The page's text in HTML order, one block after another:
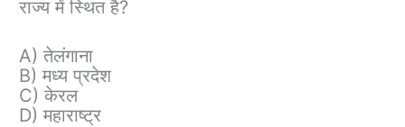
राज्य में स्थित है?
A) तेलंगाना
B) मध्य प्रदेश
C) केरल
D) महाराष्ट्र